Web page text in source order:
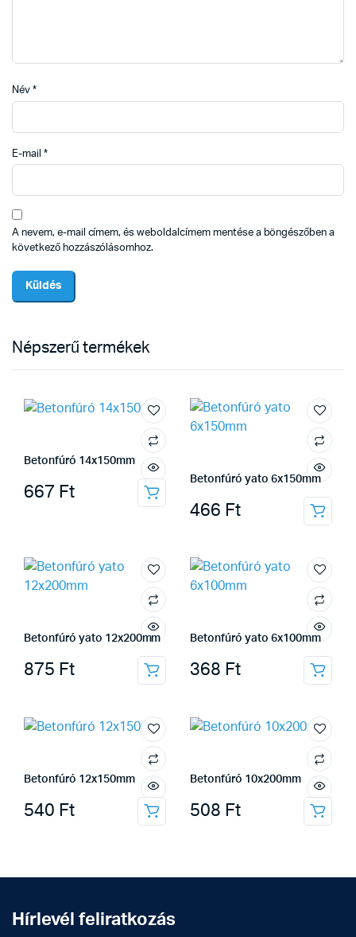
Név *
E-mail *
A nevem, e-mail címem, és weboldalcímem mentése a böngészőben a
következő hozzászólásomhoz.
Népszerű termékek
Betonfúró 14x150mm
667 Ft
Betonfúró yato 6x150mm
466 Ft
Betonfúró yato 12x200mm
875 Ft
Betonfúró yato 6x100mm
368 Ft
Betonfúró 12x150mm
540 Ft
Betonfúró 10x200mm
508 Ft
Hírlevél feliratkozás